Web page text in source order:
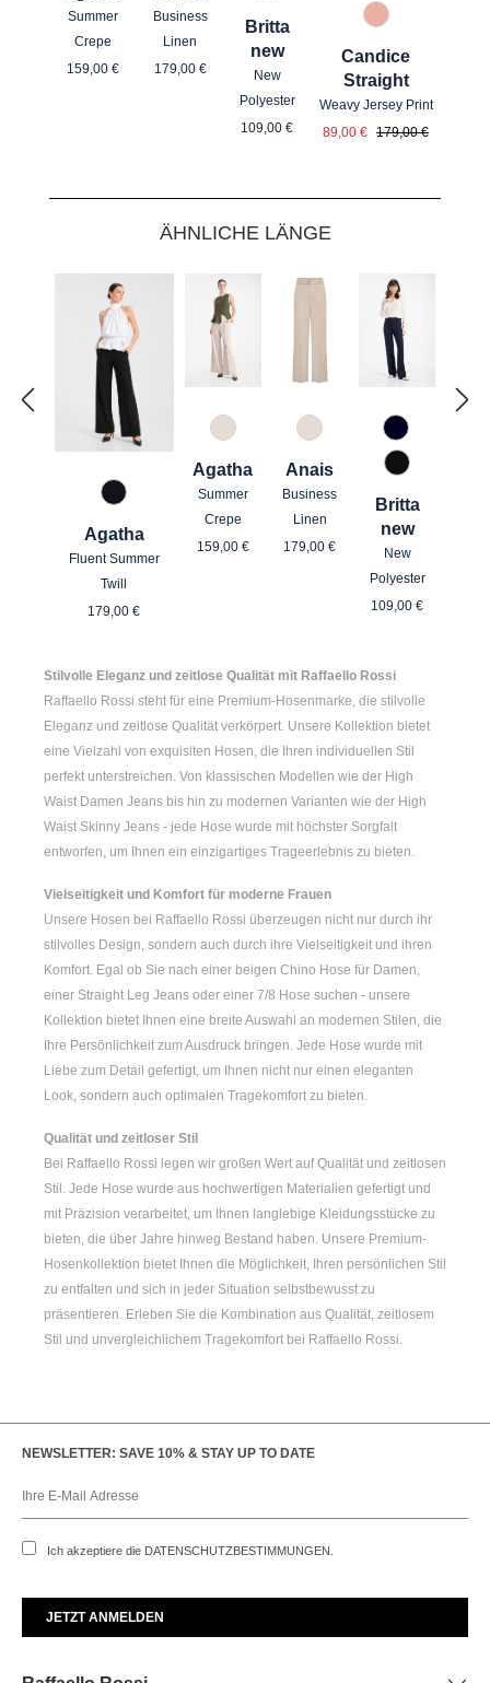
Summer
Crepe
Regulärer Preis:
159,00 €
Business
Linen
Regulärer Preis:
179,00 €
Britta
new
New
Polyester
Regulärer Preis:
109,00 €
58 Pink
Candice
Straight
Weavy Jersey Print
Verkaufspreis:
89,00 € Regulärer Preis:
179,00 €
ÄHNLICHE LÄNGE
967 Mitternachtsgrau
Agatha
Fluent Summer
Twill
Regulärer Preis:
179,00 €
343 Marzipan
Agatha
Summer
Crepe
Regulärer Preis:
159,00 €
343 Marzipan
Anais
Business
Linen
Regulärer Preis:
179,00 €
890 Marine
990
Britta
new
New
Polyester
Regulärer
109,00 €
Stilvolle Eleganz und zeitlose Qualität mit Raffaello Rossi
Raffaello Rossi steht für eine Premium-Hosenmarke, die stilvolle
Eleganz und zeitlose Qualität verkörpert. Unsere Kollektion bietet
eine Vielzahl von exquisiten Hosen, die Ihren individuellen Stil
perfekt unterstreichen. Von klassischen Modellen wie der High
Waist Damen Jeans bis hin zu modernen Varianten wie der High
Waist Skinny Jeans - jede Hose wurde mit höchster Sorgfalt
entworfen, um Ihnen ein einzigartiges Trageerlebnis zu bieten.
Vielseitigkeit und Komfort für moderne Frauen
Unsere Hosen bei Raffaello Rossi überzeugen nicht nur durch ihr
stilvolles Design, sondern auch durch ihre Vielseitigkeit und ihren
Komfort. Egal ob Sie nach einer beigen Chino Hose für Damen,
einer Straight Leg Jeans oder einer 7/8 Hose suchen - unsere
Kollektion bietet Ihnen eine breite Auswahl an modernen Stilen, die
Ihre Persönlichkeit zum Ausdruck bringen. Jede Hose wurde mit
Liebe zum Detail gefertigt, um Ihnen nicht nur einen eleganten
Look, sondern auch optimalen Tragekomfort zu bieten.
Qualität und zeitloser Stil
Bei Raffaello Rossi legen wir großen Wert auf Qualität und zeitlosen
Stil. Jede Hose wurde aus hochwertigen Materialien gefertigt und
mit Präzision verarbeitet, um Ihnen langlebige Kleidungsstücke zu
bieten, die über Jahre hinweg Bestand haben. Unsere Premium-
Hosenkollektion bietet Ihnen die Möglichkeit, Ihren persönlichen Stil
zu entfalten und sich in jeder Situation selbstbewusst zu
präsentieren. Erleben Sie die Kombination aus Qualität, zeitlosem
Stil und unvergleichlichem Tragekomfort bei Raffaello Rossi.
NEWSLETTER: SAVE 10% & STAY UP TO DATE
Ich akzeptiere die DATENSCHUTZBESTIMMUNGEN